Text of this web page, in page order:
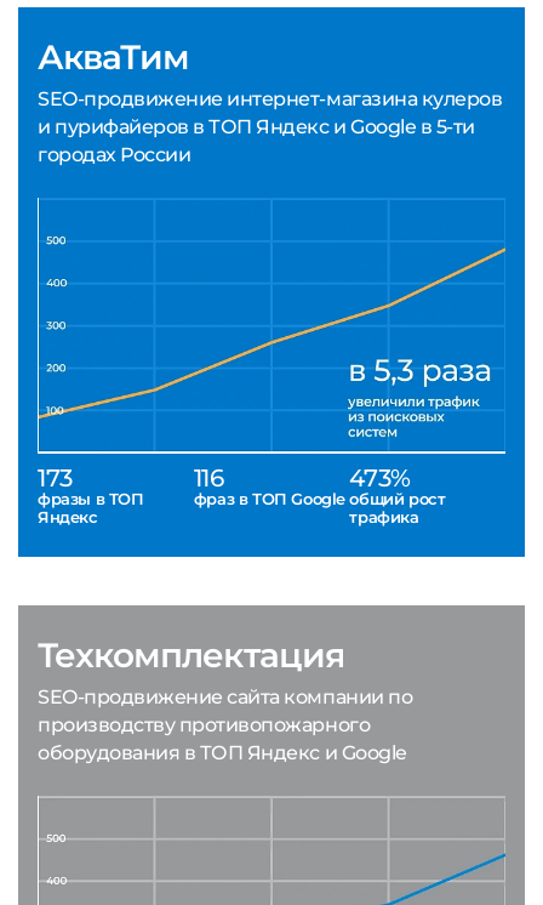
АкваТим
SEO-продвижение интернет-магазина кулеров
и пурифайеров в ТОП Яндекс и Google в 5-ти
городах России
173
фразы в ТОП
Яндекс
116
фраз в ТОП Google
473%
общий рост
трафика
Техкомплектация
SEO-продвижение сайта компании по
производству противопожарного
оборудования в ТОП Яндекс и Google